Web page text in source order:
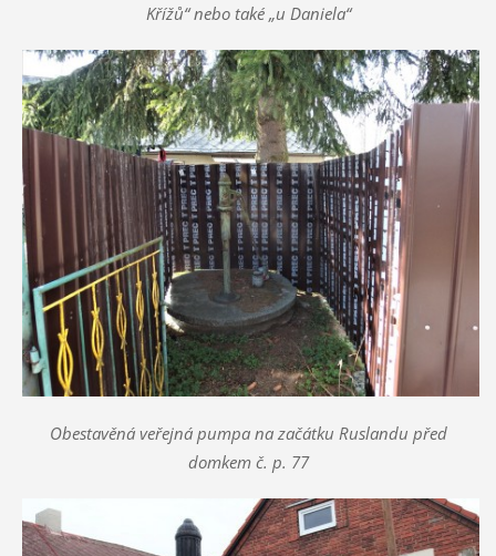
Křížů“ nebo také „u Daniela“
Obestavěná veřejná pumpa na začátku Ruslandu před
domkem č. p. 77